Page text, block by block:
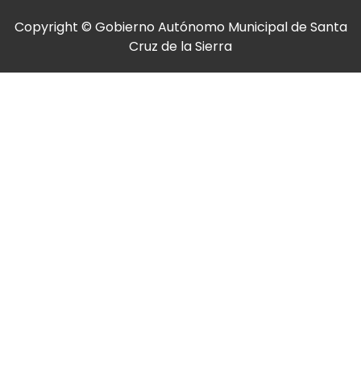
Copyright © Gobierno Autónomo Municipal de Santa
Cruz de la Sierra